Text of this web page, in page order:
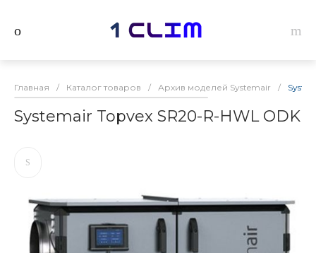
Главная / Каталог товаров / Архив моделей Systemair /
Systemair Topvex SR20-R-HWL ODK